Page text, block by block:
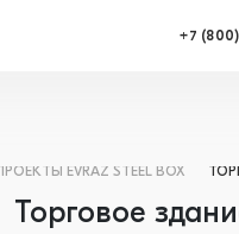
+7
ПРОЕКТЫ EVRAZ STEEL BOX
Торговое